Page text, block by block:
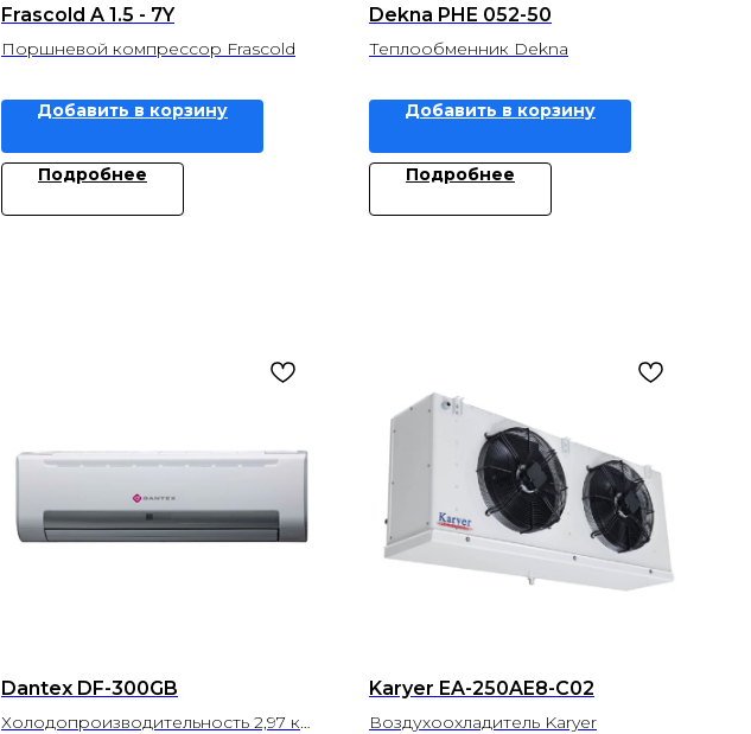
Frascold A 1.5 - 7Y
Поршневой компрессор Frascold
Добавить в корзину
Подробнее
Dekna PHE 052-50
Теплообменник Dekna
Добавить в корзину
Подробнее
Dantex DF-300GB
Холодопроизводительность 2,97 кВт
Karyer EA-250AE8-C02
Воздухоохладитель Karyer